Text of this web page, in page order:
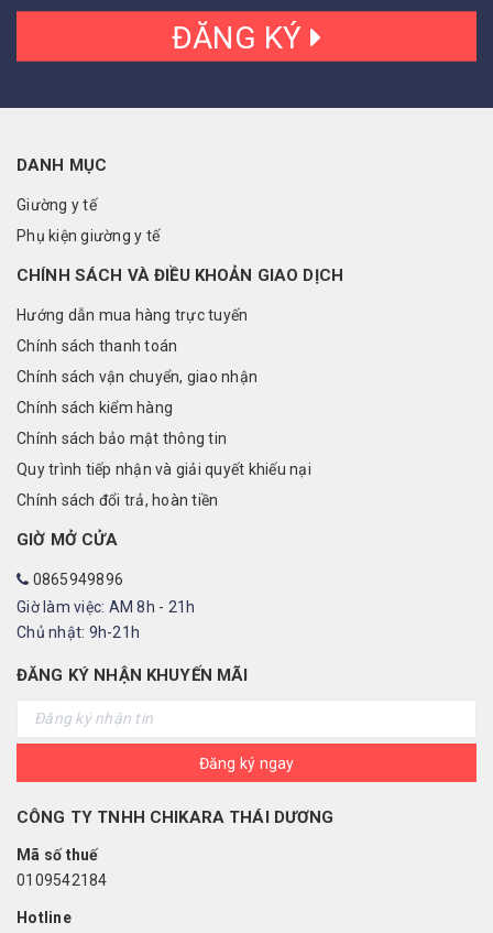
ĐĂNG KÝ
DANH MỤC
Giường y tế
Phụ kiện giường y tế
CHÍNH SÁCH VÀ ĐIỀU KHOẢN GIAO DỊCH
Hướng dẫn mua hàng trực tuyến
Chính sách thanh toán
Chính sách vận chuyển, giao nhận
Chính sách kiểm hàng
Chính sách bảo mật thông tin
Quy trình tiếp nhận và giải quyết khiếu nại
Chính sách đổi trả, hoàn tiền
GIỜ MỞ CỬA
0865949896
Giờ làm việc: AM 8h - 21h
Chủ nhật: 9h-21h
ĐĂNG KÝ NHẬN KHUYẾN MÃI
Đăng ký ngay
CÔNG TY TNHH CHIKARA THÁI DƯƠNG
Mã số thuế
0109542184
Hotline